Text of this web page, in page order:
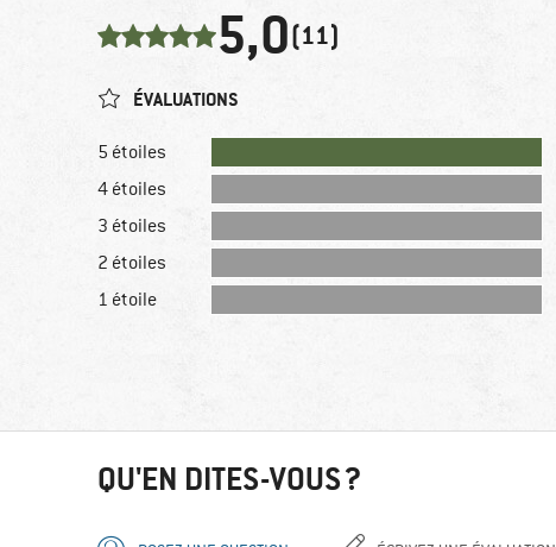
5,0(11)
ÉVALUATIONS
5 étoiles
4 étoiles
3 étoiles
2 étoiles
1 étoile
QU'EN DITES-VOUS ?